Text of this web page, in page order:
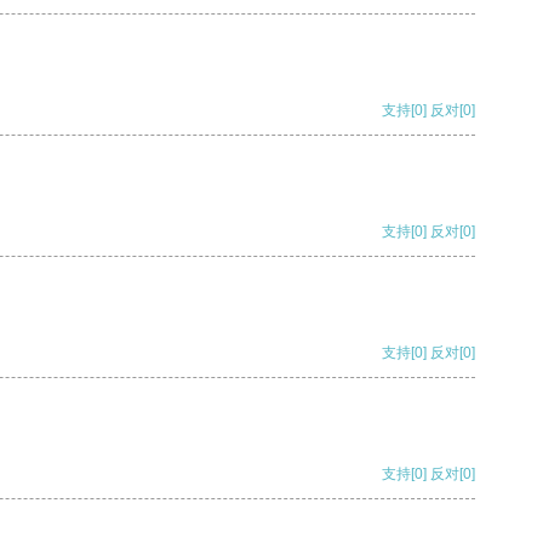
支持[0] 反对[0]
支持[0] 反对[0]
支持[0] 反对[0]
支持[0] 反对[0]